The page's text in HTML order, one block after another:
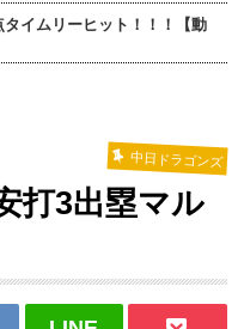
イムリーヒット！！！【動
中日ドラゴンズ
打3出塁マル